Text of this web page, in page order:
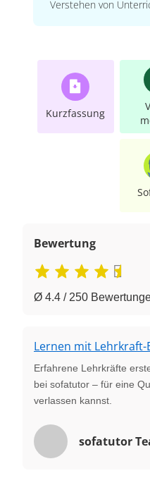
Verstehen von
Kurzfassung
Bewertung
Ø 4.4 / 250
Lernen mit Lehrkraft-
Erfahrene Lehrkräfte
bei sofatutor – für eine
verlassen kannst.
sofatutor